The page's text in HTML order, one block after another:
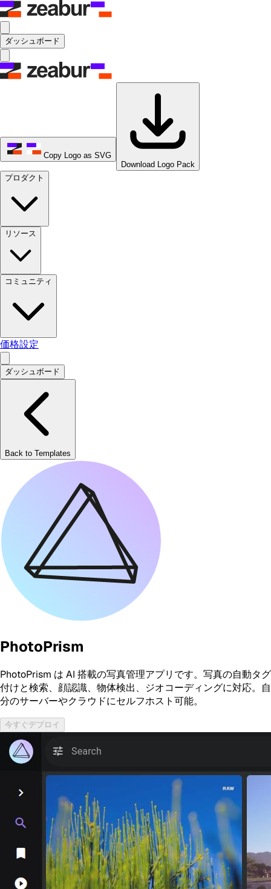
ダッシュボード
Copy Logo as SVG
Download Logo Pack
プロダクト
リソース
コミュニティ
価格設定
ダッシュボード
Back to Templates
PhotoPrism
PhotoPrism は AI 搭載の写真管理アプリです。写真の自動タグ
付けと検索、顔認識、物体検出、ジオコーディングに対応。自
分のサーバーやクラウドにセルフホスト可能。
今すぐデプロイ